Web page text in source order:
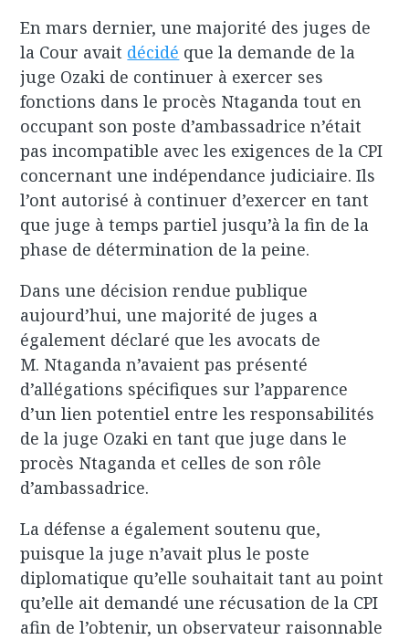
En mars dernier, une majorité des juges de
la Cour avait décidé que la demande de la
juge Ozaki de continuer à exercer ses
fonctions dans le procès Ntaganda tout en
occupant son poste d’ambassadrice n’était
pas incompatible avec les exigences de la CPI
concernant une indépendance judiciaire. Ils
l’ont autorisé à continuer d’exercer en tant
que juge à temps partiel jusqu’à la fin de la
phase de détermination de la peine.
Dans une décision rendue publique
aujourd’hui, une majorité de juges a
également déclaré que les avocats de
M. Ntaganda n’avaient pas présenté
d’allégations spécifiques sur l’apparence
d’un lien potentiel entre les responsabilités
de la juge Ozaki en tant que juge dans le
procès Ntaganda et celles de son rôle
d’ambassadrice.
La défense a également soutenu que,
puisque la juge n’avait plus le poste
diplomatique qu’elle souhaitait tant au point
qu’elle ait demandé une récusation de la CPI
afin de l’obtenir, un observateur raisonnable